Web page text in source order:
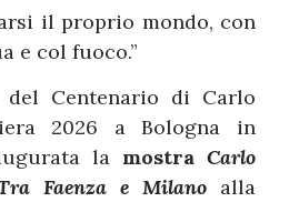
il proprio mondo, con
e col fuoco.”
del Centenario di Carlo
2026 a Bologna in
la mostra Carlo
Faenza e Milano alla